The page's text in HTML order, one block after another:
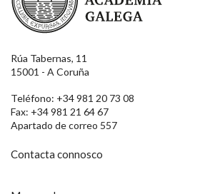
Rúa Tabernas, 11
15001 - A Coruña
Teléfono: +34 981 20 73 08
Fax: +34 981 21 64 67
Apartado de correo 557
Contacta connosco